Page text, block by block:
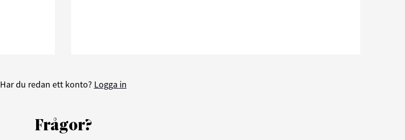
Har du redan ett konto? Logga in
Frågor?